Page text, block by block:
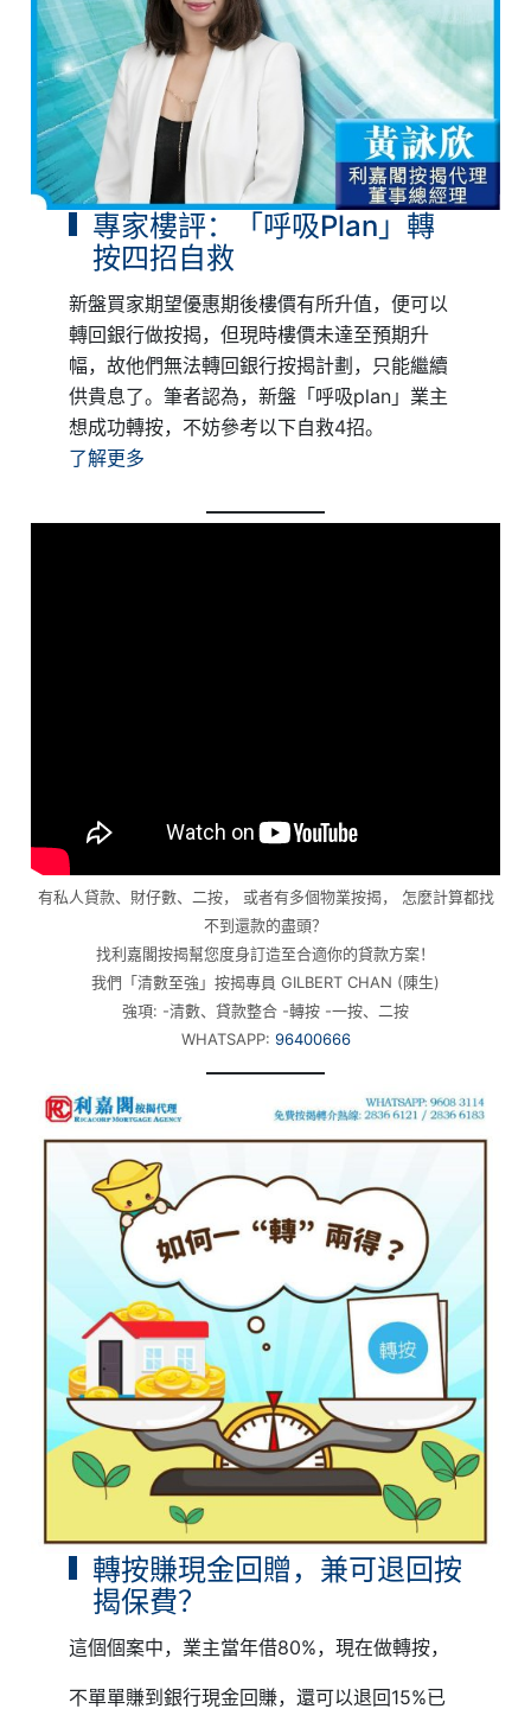
專家樓評：「呼吸Plan」轉
按四招自救
新盤買家期望優惠期後樓價有所升值，便可以
轉回銀行做按揭，但現時樓價未達至預期升
幅，故他們無法轉回銀行按揭計劃，只能繼續
供貴息了。筆者認為，新盤「呼吸plan」業主
想成功轉按，不妨參考以下自救4招。
了解更多
有私人貸款、財仔數、二按， 或者有多個物業按揭， 怎麼計算都找
不到還款的盡頭？
找利嘉閣按揭幫您度身訂造至合適你的貸款方案！
我們「清數至強」按揭專員 GILBERT CHAN (陳生)
強項: -清數、貸款整合 -轉按 -一按、二按
WHATSAPP: 96400666
轉按賺現金回贈，兼可退回按
揭保費？
這個個案中，業主當年借80%，現在做轉按，
不單單賺到銀行現金回賺，還可以退回15%已